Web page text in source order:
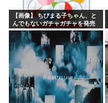
【画像】 ちびまる子ちゃん、と
んでもないガチャガチャを発売
してしまうｗｗｗｗ